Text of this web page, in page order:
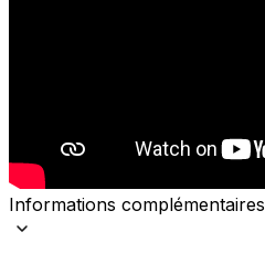
Informations complémentaires